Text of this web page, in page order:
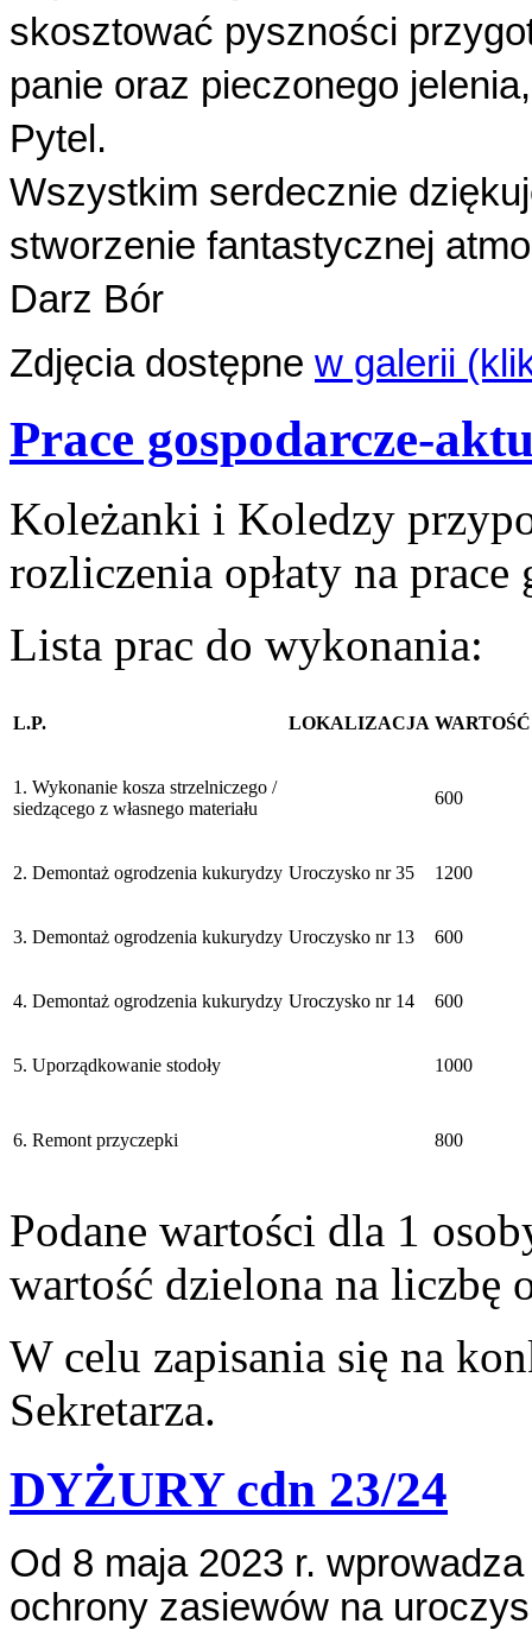
skosztować pyszności
panie oraz pieczonego
Pytel.
Wszystkim serdecznie
stworzenie fantastycznej
Darz Bór
Zdjęcia dostępne w galerii
Prace gospodarcze-
Koleżanki i Koledzy
rozliczenia opłaty na
Lista prac do wykonania:
L.P. LOKALIZACJA WARTOŚĆ
1. Wykonanie kosza strzelniczego /
siedzącego z własnego materiału
600
2. Demontaż ogrodzenia kukurydzy Uroczysko nr 35 1200
3. Demontaż ogrodzenia kukurydzy Uroczysko nr 13 600
4. Demontaż ogrodzenia kukurydzy Uroczysko nr 14 600
5. Uporządkowanie stodoły 1000
6. Remont przyczepki 800
Podane wartości dla 1
wartość dzielona na liczbę
W celu zapisania się na
Sekretarza.
DYŻURY cdn 23/24
Od 8 maja 2023 r.
ochrony zasiewów na